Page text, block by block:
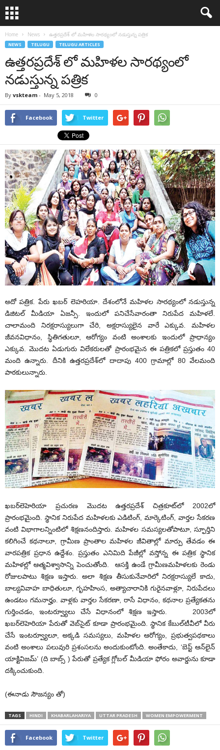
Home News ఉత్తరప్రదేశ్‌ లో మహిళల సారథ్యంలో నడుస్తున్న పత్రిక
NEWS TELUGU TELUGU ARTICLES
ఉత్తరప్రదేశ్‌ లో మహిళల సారథ్యంలో
నడుస్తున్న పత్రిక
By vskteam - May 5, 2018 0
Facebook Twitter
అదో పత్రిక. పేరు ఖబర్‌ లెహరియా. దేశంలోనే మహిళల సారథ్యంలో నడుస్తున్న
డిజిటల్‌ మీడియా ఏజన్సీ. ఇందులో పనిచేసేవారంతా నిరుపేద మహిళలే.
చాలామంది నిరక్షరాస్యులుగా చేరి, అక్షరాస్యులైన వారే ఎక్కువ. మహిళల
జీవనవిధానం, స్థితిగతులూ, ఆరోగ్యం వంటి అంశాలకు ఇందులో ప్రాధాన్యం
ఎక్కువ. మొదట ఏడుగురు విలేకరులతో ప్రారంభమైన ఈ పత్రికలో ప్రస్తుతం 40
మంది ఉన్నారు. దీనికి ఉత్తరప్రదేశ్‌లో దాదాపు 400 గ్రామాల్లో 80 వేలమంది
పాఠకులున్నారు.
ఖబర్‌లెహెరియా ప్రచురణ మొదట ఉత్తరప్రదేశ్‌ చిత్రకూట్‌లో 2002లో
ప్రారంభమైంది. స్థానిక నిరుపేద మహిళలకు ఎడిటింగ్‌, మార్కెటింగ్‌, వార్తల సేకరణ
వంటి విభాగాలన్నింటిలో శిక్షణనందిస్తారు. మహిళల సమస్యలతోపాటూ, స్ఫూర్తిని
కలిగించే కథనాలూ, గ్రామీణ ప్రాంతాల మహిళల జీవితాల్లో మార్పు తేవడం ఈ
వారపత్రిక ప్రధాన ఉద్దేశం. ప్రస్తుతం ఎనిమిది పేజీల్లో వస్తోన్న ఈ పత్రిక స్థానిక
మహిళల్లో ఆత్మవిశ్వాసాన్ని పెంచుతోంది. ఆసక్తి ఉండే గ్రామీణమహిళలకు రెండు
రోజులపాటు శిక్షణ ఇస్తారు. అలా శిక్షణ తీసుకునేవారిలో నిరక్షరాస్యులే కాదు,
బాల్యవివాహ బాధితులూ, గృహహింస, అత్యాచారానికి గురైనవాళ్లూ, నిరుపేదలు
ఉండటం గమనార్హం. వాళ్లకు వార్తల సేకరణా, రాసే విధానం, కథనాల ప్రత్యేకతను
గుర్తించడం, ఇంటర్వ్యూలు చేసే విధానంలో శిక్షణ ఇస్తారు. 2003లో
ఖబర్‌లెహెరియా పేరుతో వెబ్‌సైట్‌ కూడా ప్రారంభమైంది. స్థానిక కేబుల్‌టీవీలో వీరు
చేసే ఇంటర్వ్యూలూ, అక్కడి సమస్యలు, మహిళల ఆరోగ్యం, ప్రభుత్వపథకాలు
వంటి అంశాలు పలువురి ప్రశంసలను అందుకుంటోంది. అంతేకాదు, ‘బెస్ట్‌ ఆన్‌లైన్‌
యాక్టివిజమ్‌’ (ది బాబ్స్‌ ) పేరుతో ప్రత్యేక గ్లోబల్‌ మీడియా ఫోరం అవార్డును కూడా
దక్కించుకుంది.
(ఈనాడు సౌజన్యం తో)
TAGS HINDI KHABARLAHARIYA UTTAR PRADESH WOMEN EMPOWERMENT
Facebook Twitter